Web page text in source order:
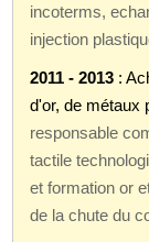
incoterms,
injection
2011 - 2013 :
d'or, de métaux
responsable
tactile
et formation or
de la chute du